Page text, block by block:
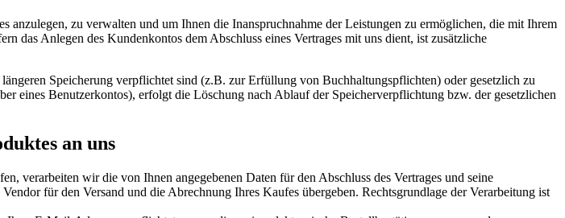
zu verwalten und um Ihnen die Inanspruchnahme der Leistungen zu ermöglichen, die mit Ihrem
das Anlegen des Kundenkontos dem Abschluss eines Vertrages mit uns dient, ist zusätzliche
Speicherung verpflichtet sind (z.B. zur Erfüllung von Buchhaltungspflichten) oder gesetzlich zu
eines Benutzerkontos), erfolgt die Löschung nach Ablauf der Speicherverpflichtung bzw. der gesetzlichen
an uns
verarbeiten wir die von Ihnen angegebenen Daten für den Abschluss des Vertrages und seine
für den Versand und die Abrechnung Ihres Kaufes übergeben. Rechtsgrundlage der Verarbeitung ist